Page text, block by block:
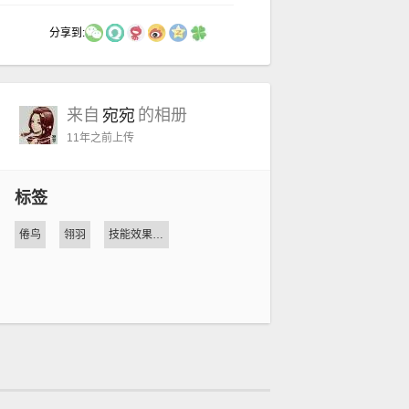
分享到:
来自 宛宛 的相册
11年之前上传
标签
倦鸟 翎羽 技能效果迭代